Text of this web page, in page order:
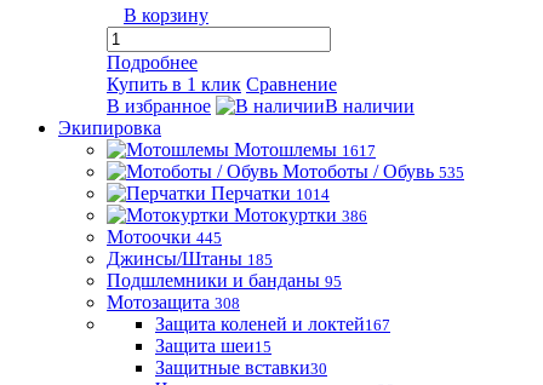
В корзину
Подробнее
Купить в 1 клик Сравнение
В избранное
В наличии
Экипировка
Мотошлемы 1617
Мотоботы / Обувь 535
Перчатки 1014
Мотокуртки 386
Мотоочки 445
Джинсы/Штаны 185
Подшлемники и банданы 95
Мотозащита 308
Защита коленей и локтей167
Защита шеи15
Защитные вставки30